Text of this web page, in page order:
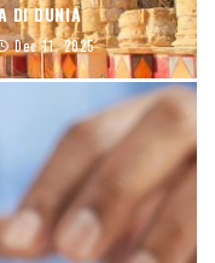
DI DUNIA
Dec 11, 2025